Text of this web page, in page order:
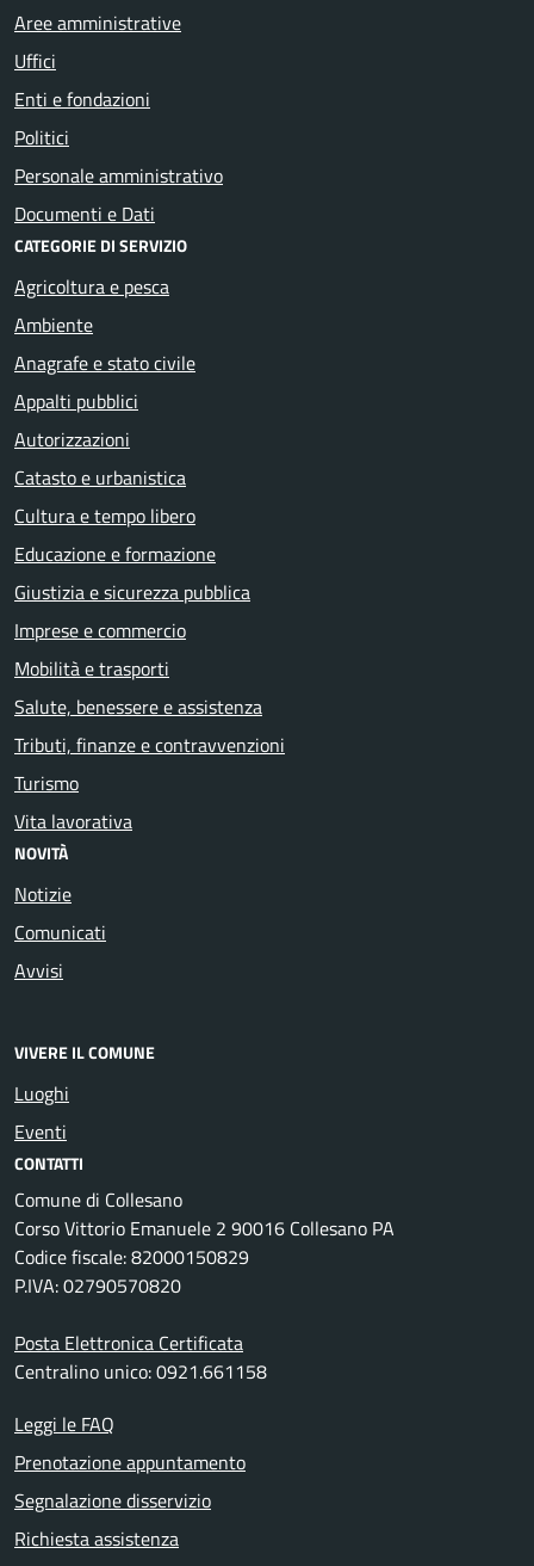
Aree amministrative
Uffici
Enti e fondazioni
Politici
Personale amministrativo
Documenti e Dati
CATEGORIE DI SERVIZIO
Agricoltura e pesca
Ambiente
Anagrafe e stato civile
Appalti pubblici
Autorizzazioni
Catasto e urbanistica
Cultura e tempo libero
Educazione e formazione
Giustizia e sicurezza pubblica
Imprese e commercio
Mobilità e trasporti
Salute, benessere e assistenza
Tributi, finanze e contravvenzioni
Turismo
Vita lavorativa
NOVITÀ
Notizie
Comunicati
Avvisi
VIVERE IL COMUNE
Luoghi
Eventi
CONTATTI
Comune di Collesano
Corso Vittorio Emanuele 2 90016 Collesano PA
Codice fiscale: 82000150829
P.IVA: 02790570820
Posta Elettronica Certificata
Centralino unico: 0921.661158
Leggi le FAQ
Prenotazione appuntamento
Segnalazione disservizio
Richiesta assistenza